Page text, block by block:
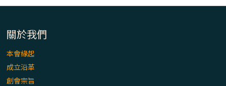
入基督降生的奧蹟」以稅吏匝凱遇見耶穌為
關於我們
本會緣起
成立沿革
創會宗旨